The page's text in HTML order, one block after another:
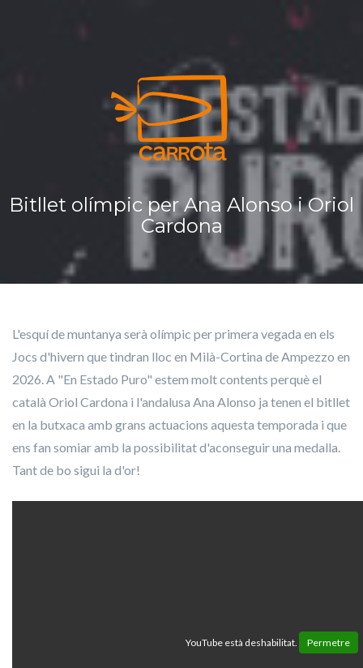
Bitllet olímpic per Ana Alonso i Oriol
Cardona
L'esquí de muntanya serà olímpic per primera vegada en els
Jocs d'hivern que tindran lloc en Milà-Cortina de Ampezzo en
2026. A "En Estado Puro" estem molt contents perquè el
català Oriol Cardona i l'andalusa Ana Alonso ja tenen el bitllet
en la butxaca amb grans actuacions aquesta temporada i que
ens fan somiar amb la possibilitat d'aconseguir una medalla.
Tant de bo sigui la d'or!
YouTube està deshabilitat. Permetre